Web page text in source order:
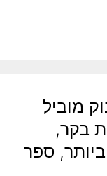
מוביל
בקר,
ספר